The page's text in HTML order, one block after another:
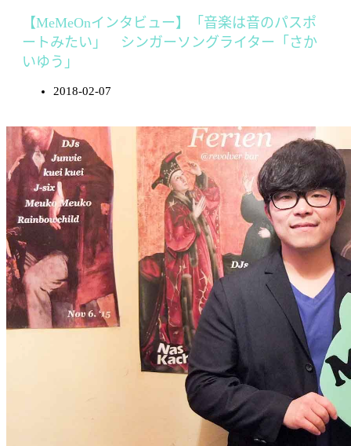
【MeMeOnインタビュー】「音楽は音のパスポ
ートみたい」 シンガーソングライター「さか
いゆう」
2018-02-07